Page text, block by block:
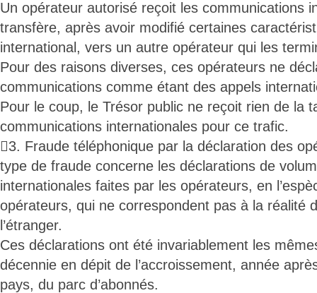
Un opérateur autorisé reçoit les communications
transfère, après avoir modifié certaines
international, vers un autre opérateur qui les
Pour des raisons diverses, ces opérateurs ne
communications comme étant des appels
Pour le coup, le Trésor public ne reçoit rien de la
communications internationales pour ce trafic.
3. Fraude téléphonique par la déclaration des
type de fraude concerne les déclarations de
internationales faites par les opérateurs, en
opérateurs, qui ne correspondent pas à la réalité
l’étranger.
Ces déclarations ont été invariablement les
décennie en dépit de l’accroissement, année
pays, du parc d’abonnés.